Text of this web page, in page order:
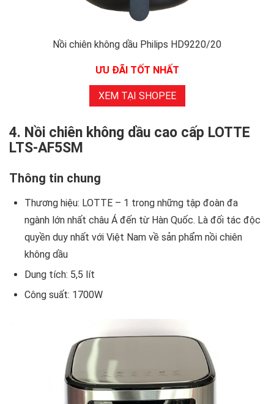
Nồi chiên không dầu Philips HD9220/20
ƯU ĐÃI TỐT NHẤT
XEM TẠI SHOPEE
4. Nồi chiên không dầu cao cấp LOTTE
LTS-AF5SM
Thông tin chung
Thương hiệu: LOTTE – 1 trong những tập đoàn đa
ngành lớn nhất châu Á đến từ Hàn Quốc. Là đối tác độc
quyền duy nhất với Việt Nam về sản phẩm nồi chiên
không dầu
Dung tích: 5,5 lít
Công suất: 1700W